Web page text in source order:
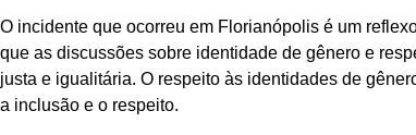
O incidente que ocorreu em Florianópolis é um
que as discussões sobre identidade de gênero e
justa e igualitária. O respeito às identidades de
a inclusão e o respeito.